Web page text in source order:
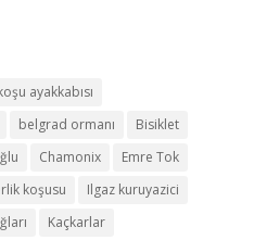
ayakkabısı
belgrad ormanı
Bisiklet
Chamonix
Emre Tok
koşusu
Ilgaz kuruyazici
Kaçkarlar